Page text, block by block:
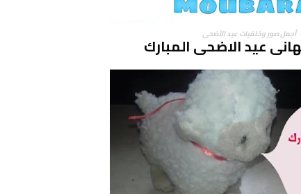
أجمل صور وخلفيات عيد الأضحى
عيد الاضحى المبارك